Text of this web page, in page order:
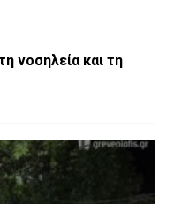
νοσηλεία και τη